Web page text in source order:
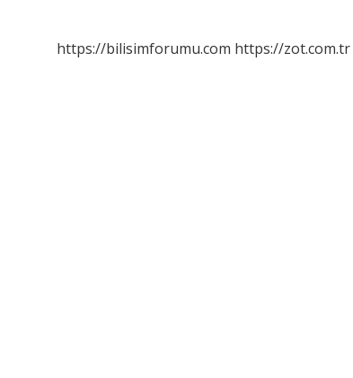
https://bilisimforumu.com https://zot.com.tr